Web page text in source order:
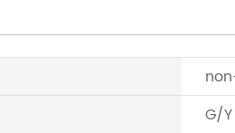
G/Y